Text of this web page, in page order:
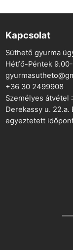
Kapcsolat
Süthető gyurma
Hétfő-Péntek
+36 30 2499908
Személyes átvétel
Derekassy u. 22.a.
egyeztetett